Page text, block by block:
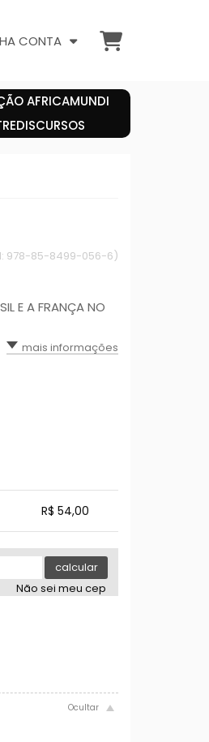
CONTA
AFRICAMUNDI
978-85-8499-056-6)
E A FRANÇA NO
mais informações
R$ 54,00
calcular
Não sei meu cep